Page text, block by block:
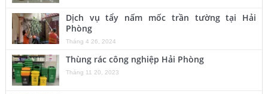
Dịch vụ tẩy nấm mốc trần tường tại Hải
Phòng
Tháng 4 26, 2024
Thùng rác công nghiệp Hải Phòng
Tháng 11 20, 2023